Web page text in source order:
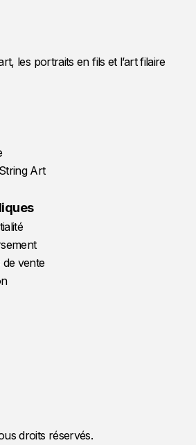
les portraits en fils et l’art filaire
Art
de vente
droits réservés.